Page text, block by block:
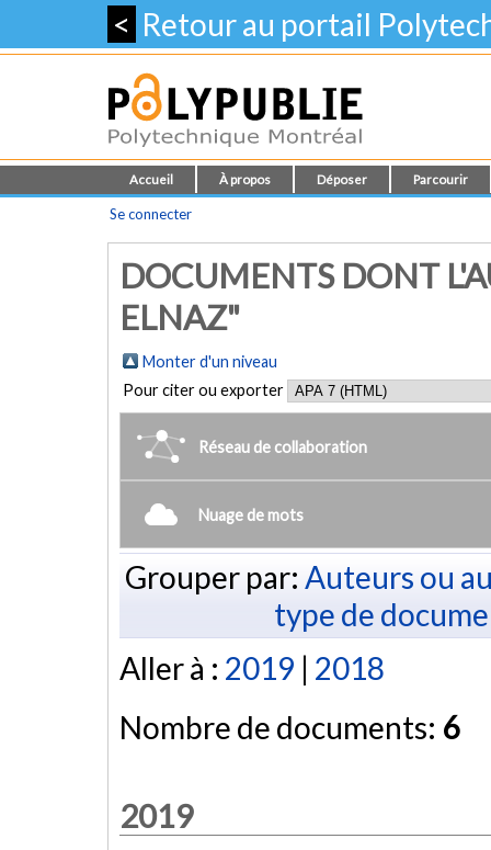
< Retour au portail
Accueil À propos Déposer Parcourir
Se connecter
DOCUMENTS DONT
ELNAZ"
Monter d'un niveau
Pour citer ou exporter
Réseau de collaboration
Nuage de mots
Grouper par: Auteurs ou
type de
Aller à : 2019 | 2018
Nombre de documents: 6
2019